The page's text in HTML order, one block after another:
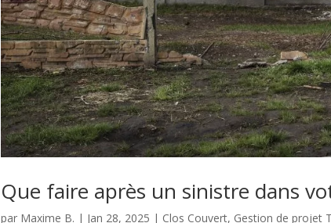
Que faire après un sinistre dans
par Maxime B. | Jan 28, 2025 | Clos Couvert, Gestion de projet